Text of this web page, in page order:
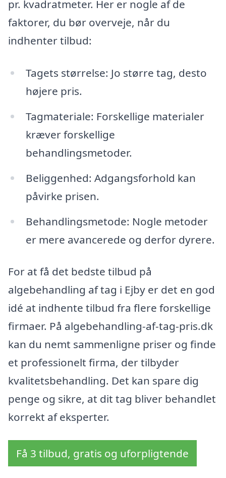
pr. kvadratmeter. Her er nogle af de
faktorer, du bør overveje, når du
indhenter tilbud:
Tagets størrelse: Jo større tag, desto
højere pris.
Tagmateriale: Forskellige materialer
kræver forskellige
behandlingsmetoder.
Beliggenhed: Adgangsforhold kan
påvirke prisen.
Behandlingsmetode: Nogle metoder
er mere avancerede og derfor dyrere.
For at få det bedste tilbud på
algebehandling af tag i Ejby er det en god
idé at indhente tilbud fra flere forskellige
firmaer. På algebehandling-af-tag-pris.dk
kan du nemt sammenligne priser og finde
et professionelt firma, der tilbyder
kvalitetsbehandling. Det kan spare dig
penge og sikre, at dit tag bliver behandlet
korrekt af eksperter.
Få 3 tilbud, gratis og uforpligtende